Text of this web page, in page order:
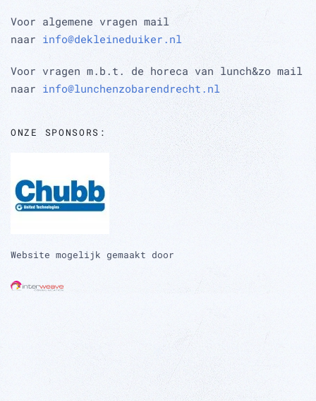
Voor algemene vragen mail
naar info@dekleineduiker.nl
Voor vragen m.b.t. de horeca van lunch&zo mail
naar info@lunchenzobarendrecht.nl
ONZE SPONSORS:
Website mogelijk gemaakt door